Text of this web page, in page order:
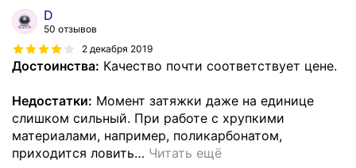
D
50 отзывов
2 декабря 2019
Достоинства: Качество почти соответствует цене.
Недостатки: Момент затяжки даже на единице
слишком сильный. При работе с хрупкими
материалами, например, поликарбонатом,
приходится ловить… Читать ещё